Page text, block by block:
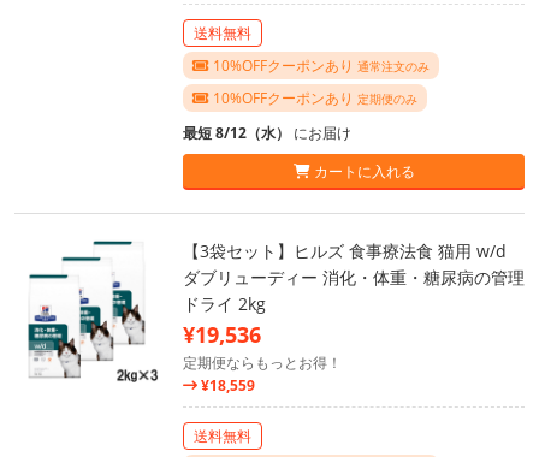
送料無料
10%OFFクーポンあり 通常注文のみ
10%OFFクーポンあり 定期便のみ
最短 8/12（水） にお届け
カートに入れる
【3袋セット】ヒルズ 食事療法食 猫用 w/d
ダブリューディー 消化・体重・糖尿病の管理
ドライ 2kg
¥19,536
定期便ならもっとお得！
¥18,559
送料無料